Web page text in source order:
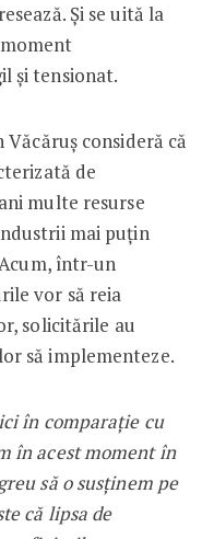
Și se uită la
și tensionat.
consideră că
de
multe resurse
mai puțin
­într-un
vor să reia
solicitările au
să implementeze.
în comparație cu
în acest ­moment în
să o susținem pe
că lipsa de